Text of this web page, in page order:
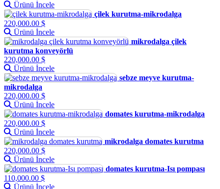
Ürünü İncele
çilek kurutma-mikrodalga
220,000.00 $
Ürünü İncele
mikrodalga çilek
kurutma konveyörlü
220,000.00 $
Ürünü İncele
sebze meyve kurutma-
mikrodalga
220,000.00 $
Ürünü İncele
domates kurutma-mikrodalga
220,000.00 $
Ürünü İncele
mikrodalga domates kurutma
220,000.00 $
Ürünü İncele
domates kurutma-Isı pompası
110,000.00 $
Ürünü İncele